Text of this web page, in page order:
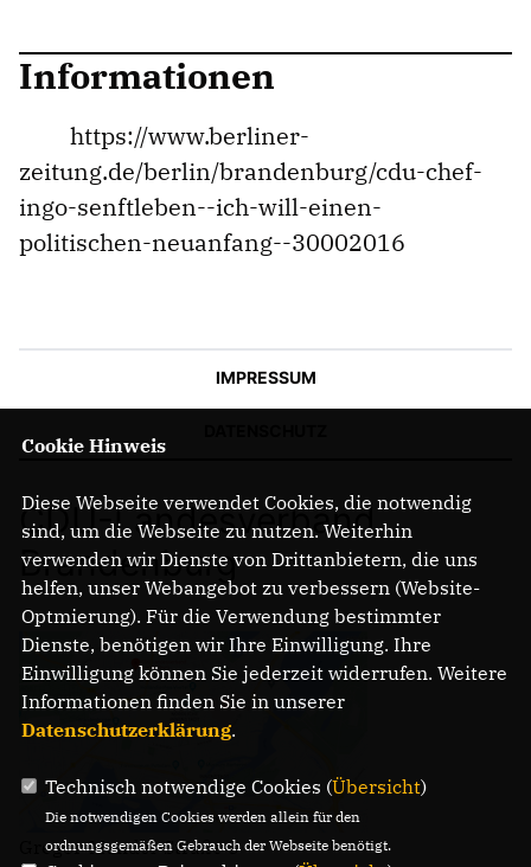
Informationen
https://www.berliner-
zeitung.de/berlin/brandenburg/cdu-chef-
ingo-senftleben--ich-will-einen-
politischen-neuanfang--30002016
IMPRESSUM
CDU-Landesverband
Brandenburg
Gregor-Mendel-Straße 3
Cookie Hinweis
Diese Webseite verwendet Cookies, die notwendig
sind, um die Webseite zu nutzen. Weiterhin
verwenden wir Dienste von Drittanbietern, die uns
helfen, unser Webangebot zu verbessern (Website-
Optmierung). Für die Verwendung bestimmter
Dienste, benötigen wir Ihre Einwilligung. Ihre
Einwilligung können Sie jederzeit widerrufen. Weitere
Informationen finden Sie in unserer
Datenschutzerklärung.
Technisch notwendige Cookies (Übersicht)
Die notwendigen Cookies werden allein für den
ordnungsgemäßen Gebrauch der Webseite benötigt.